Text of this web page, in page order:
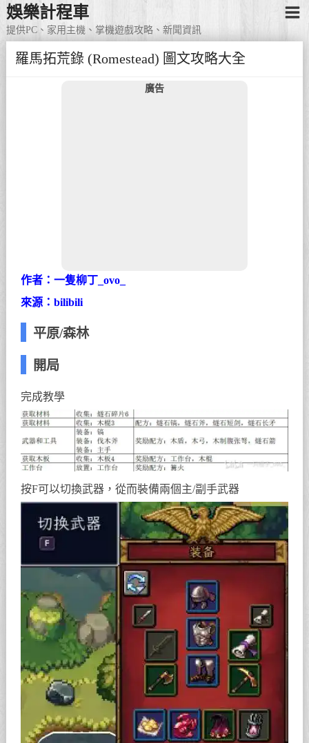
娛樂計程車
提供PC、家用主機、掌機遊戲攻略、新聞資訊
羅馬拓荒錄 (Romestead) 圖文攻略大全
廣告
作者：一隻柳丁_ovo_
來源：bilibili
平原/森林
開局
完成教學
按F可以切換武器，從而裝備兩個主/副手武器